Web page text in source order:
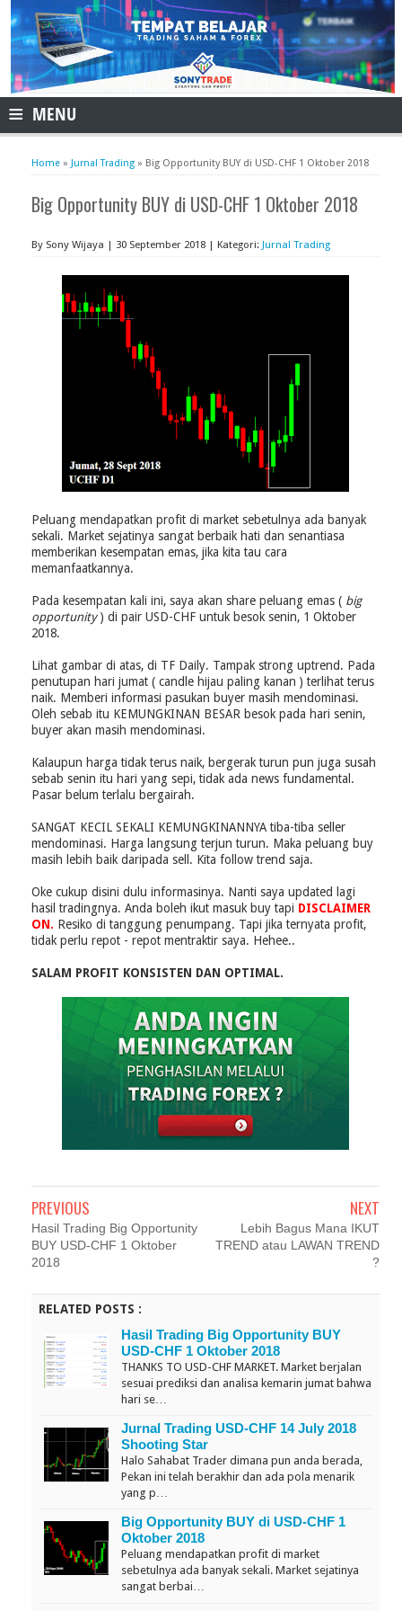
≡ MENU
Home » Jurnal Trading » Big Opportunity BUY di USD-CHF 1 Oktober 2018
Big Opportunity BUY di USD-CHF 1 Oktober 2018
By Sony Wijaya | 30 September 2018 | Kategori: Jurnal Trading
Peluang mendapatkan profit di market sebetulnya ada banyak
sekali. Market sejatinya sangat berbaik hati dan senantiasa
memberikan kesempatan emas, jika kita tau cara
memanfaatkannya.
Pada kesempatan kali ini, saya akan share peluang emas ( big
opportunity) di pair USD-CHF untuk besok senin, 1 Oktober
2018.
Lihat gambar di atas, di TF Daily. Tampak strong uptrend. Pada
penutupan hari jumat ( candle hijau paling kanan ) terlihat terus
naik. Memberi informasi pasukan buyer masih mendominasi.
Oleh sebab itu KEMUNGKINAN BESAR besok pada hari senin,
buyer akan masih mendominasi.
Kalaupun harga tidak terus naik, bergerak turun pun juga susah
sebab senin itu hari yang sepi, tidak ada news fundamental.
Pasar belum terlalu bergairah.
SANGAT KECIL SEKALI KEMUNGKINANNYA tiba-tiba seller
mendominasi. Harga langsung terjun turun. Maka peluang buy
masih lebih baik daripada sell. Kita follow trend saja.
Oke cukup disini dulu informasinya. Nanti saya updated lagi
hasil tradingnya. Anda boleh ikut masuk buy tapi DISCLAIMER
ON. Resiko di tanggung penumpang. Tapi jika ternyata profit,
tidak perlu repot - repot mentraktir saya. Hehee..
SALAM PROFIT KONSISTEN DAN OPTIMAL.
PREVIOUS
Hasil Trading Big Opportunity
BUY USD-CHF 1 Oktober
2018
NEXT
Lebih Bagus Mana IKUT
TREND atau LAWAN TREND
?
RELATED POSTS :
Hasil Trading Big Opportunity BUY
USD-CHF 1 Oktober 2018
THANKS TO USD-CHF MARKET. Market berjalan
sesuai prediksi dan analisa kemarin jumat bahwa
hari se…
Jurnal Trading USD-CHF 14 July 2018
Shooting Star
Halo Sahabat Trader dimana pun anda berada,
Pekan ini telah berakhir dan ada pola menarik
yang p…
Big Opportunity BUY di USD-CHF 1
Oktober 2018
Peluang mendapatkan profit di market
sebetulnya ada banyak sekali. Market sejatinya
sangat berbai…